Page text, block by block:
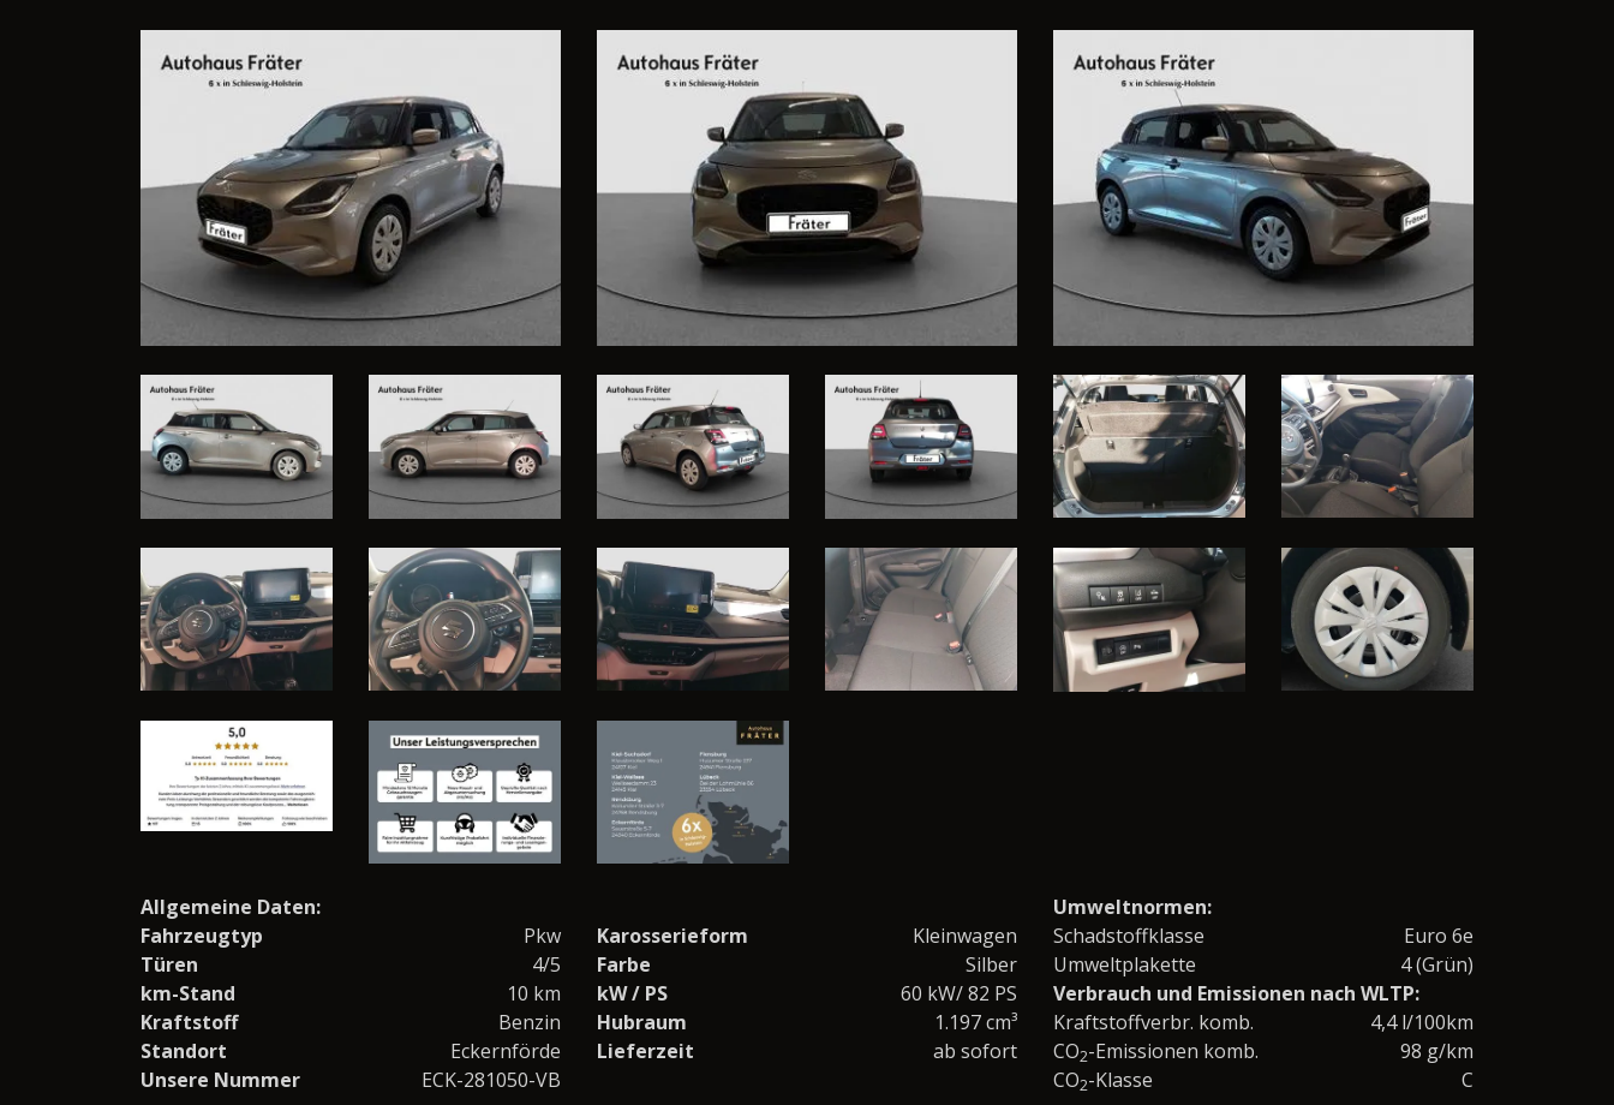
Allgemeine Daten:
Fahrzeugtyp
Pkw Karosserieform
Kleinwagen
Türen
4/5 Farbe
Silber
km-Stand
10 km kW / PS
60 kW/ 82 PS
Kraftstoff
Benzin Hubraum
1.197 cm³
Standort
Eckernförde Lieferzeit
ab sofort
Unsere Nummer
ECK-281050-VB
Umweltnormen:
Schadstoffklasse
Euro 6e
Umweltplakette
4 (Grün)
Verbrauch und Emissionen nach WLTP:
Kraftstoffverbr. komb.
4,4 l/100km
CO2-Emissionen komb.
98 g/km
CO2-Klasse C